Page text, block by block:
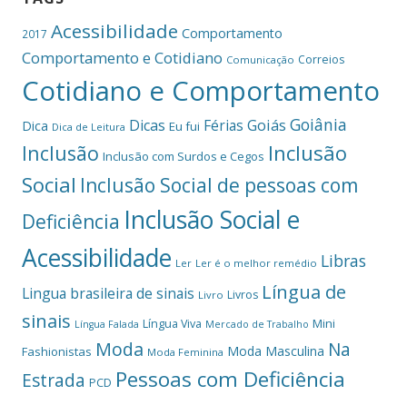
2017 Acessibilidade Comportamento
Comportamento e Cotidiano Comunicação Correios
Cotidiano e Comportamento
Dica Dica de Leitura Dicas Eu fui Férias Goiás Goiânia
Inclusão Inclusão com Surdos e Cegos Inclusão
Social Inclusão Social de pessoas com
Deficiência Inclusão Social e
Acessibilidade Ler Ler é o melhor remédio Libras
Lingua brasileira de sinais Livro Livros Língua de
sinais Língua Falada Língua Viva Mercado de Trabalho Mini
Fashionistas Moda Moda Feminina Moda Masculina Na
Estrada PCD Pessoas com Deficiência